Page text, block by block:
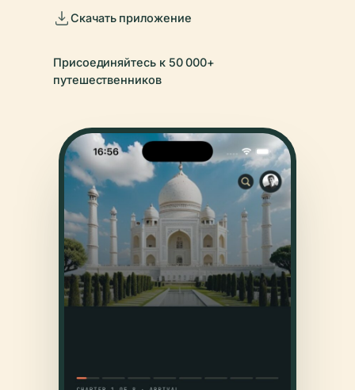
Скачать приложение
Присоединяйтесь к 50 000+
путешественников